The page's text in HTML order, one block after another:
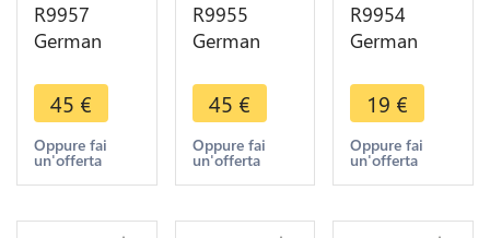
R9957
German
Jülich Berg
1/2 Stuber
Karl
Theodor
Make Offer
45 €
Oppure fai
un'offerta
R9955
German
Weimar
Eisenach 3
Pfennig Karl
August
Make Offer
45 €
Oppure fai
un'offerta
R9954
German
Aachen 12
Heller 1765
IK -> Make
Offer
19 €
Oppure fai
un'offerta